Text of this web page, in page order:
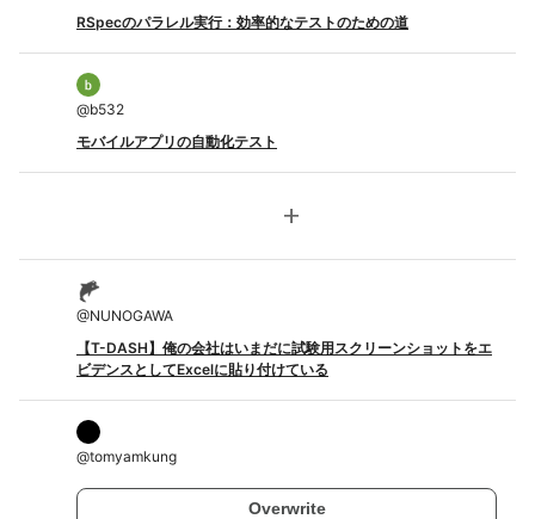
RSpecのパラレル実行：効率的なテストのための道
@b532
モバイルアプリの自動化テスト
add
@NUNOGAWA
【T-DASH】俺の会社はいまだに試験用スクリーンショットをエ
ビデンスとしてExcelに貼り付けている
@tomyamkung
Overwrite